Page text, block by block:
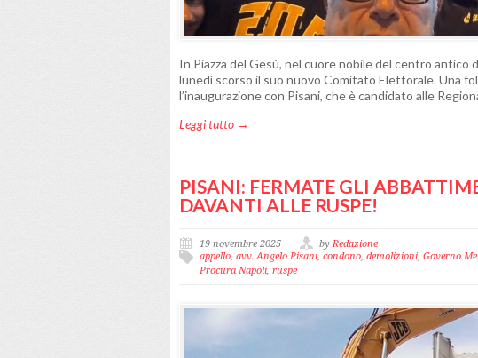
In Piazza del Gesù, nel cuore nobile del centro antico
lunedì scorso il suo nuovo Comitato Elettorale. Una
l’inaugurazione con Pisani, che è candidato alle
Leggi tutto →
PISANI: FERMATE GLI
DAVANTI ALLE RUSPE!
19 novembre 2025 byRedazione
appello, avv. Angelo Pisani, condono, demolizioni, Governo
Procura Napoli, ruspe